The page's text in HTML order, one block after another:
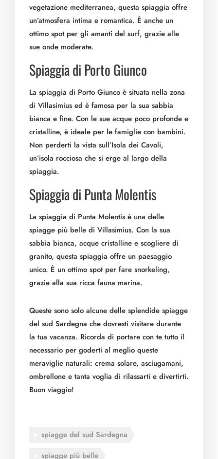
vegetazione mediterranea, questa spiaggia offre
un’atmosfera intima e romantica. È anche un
ottimo spot per gli amanti del surf, grazie alle
sue onde moderate.
Spiaggia di Porto Giunco
La spiaggia di Porto Giunco è situata nella zona
di Villasimius ed è famosa per la sua sabbia
bianca e fine. Con le sue acque poco profonde e
cristalline, è ideale per le famiglie con bambini.
Non perderti la vista sull’Isola dei Cavoli,
un’isola rocciosa che si erge al largo della
spiaggia.
Spiaggia di Punta Molentis
La spiaggia di Punta Molentis è una delle
spiagge più belle di Villasimius. Con la sua
sabbia bianca, acque cristalline e scogliere di
granito, questa spiaggia offre un paesaggio
unico. È un ottimo spot per fare snorkeling,
grazie alla sua ricca fauna marina.
Queste sono solo alcune delle splendide spiagge
del sud Sardegna che dovresti visitare durante
la tua vacanza. Ricorda di portare con te tutto il
necessario per goderti al meglio queste
meraviglie naturali: crema solare, asciugamani,
ombrellone e tanta voglia di rilassarti e divertirti.
Buon viaggio!
spiagge del sud Sardegna
spiagge più belle